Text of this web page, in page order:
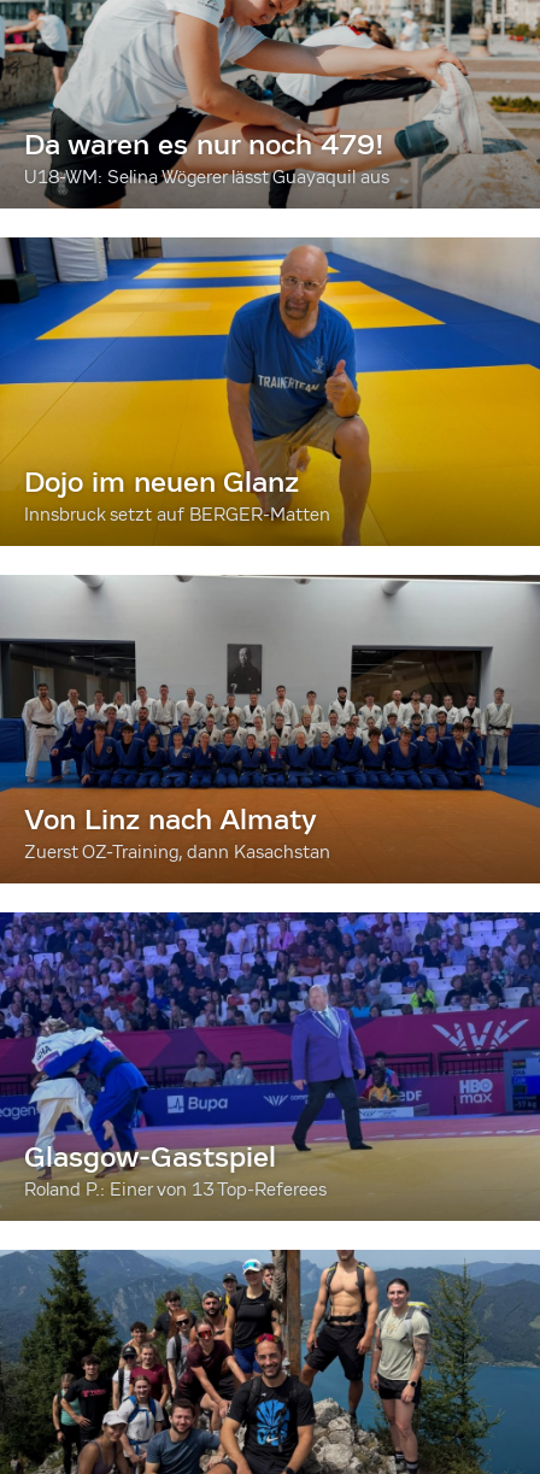
Da waren es nur noch 479!
U18-WM: Selina Wögerer lässt Guayaquil aus
Dojo im neuen Glanz
Innsbruck setzt auf BERGER-Matten
Von Linz nach Almaty
Zuerst OZ-Training, dann Kasachstan
Glasgow-Gastspiel
Roland P.: Einer von 13 Top-Referees